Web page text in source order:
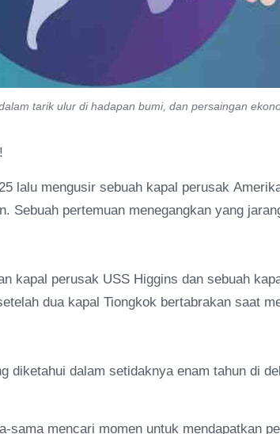
tarik ulur di hadapan bumi, dan persaingan
lalu mengusir sebuah kapal perusak
Sebuah pertemuan menegangkan yang
kapal perusak USS Higgins dan sebuah
dua kapal Tiongkok bertabrakan saat
diketahui dalam setidaknya enam tahun di
sama mencari momen untuk mendapatkan